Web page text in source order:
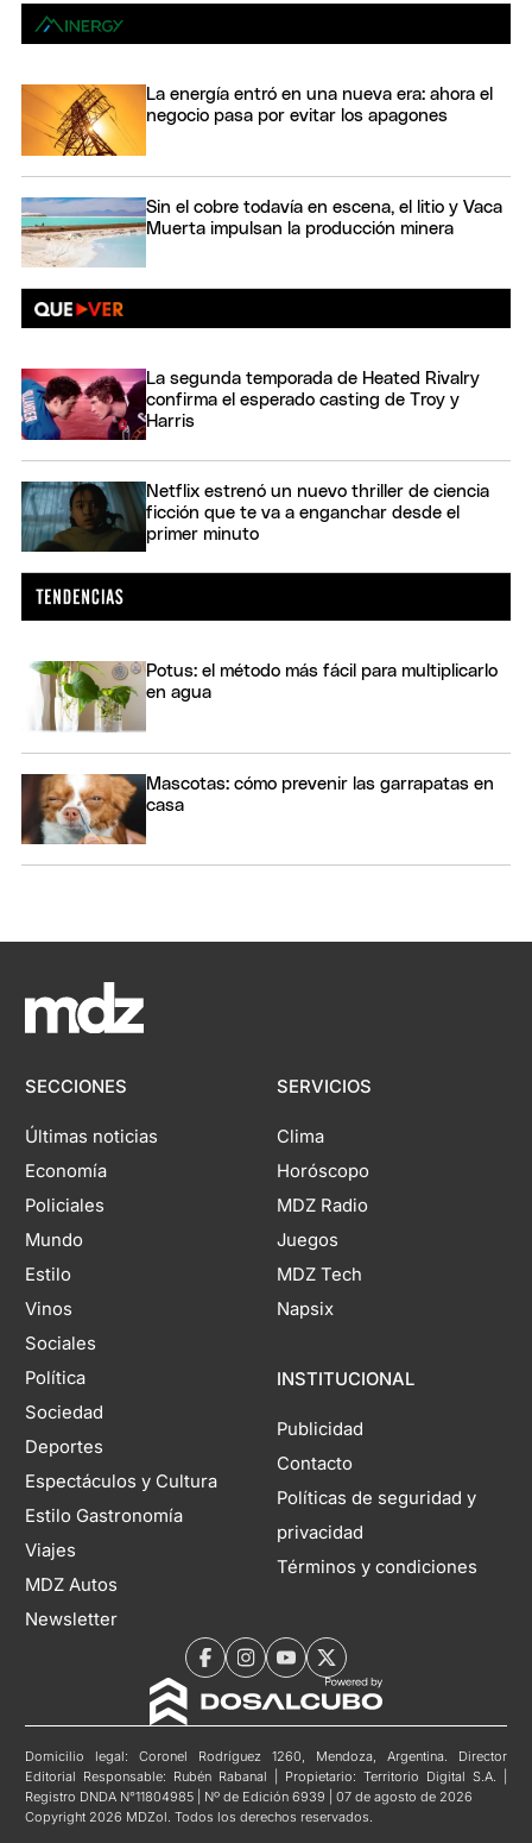
La energía entró en una nueva era: ahora el
negocio pasa por evitar los apagones
Sin el cobre todavía en escena, el litio y Vaca
Muerta impulsan la producción minera
La segunda temporada de Heated Rivalry
confirma el esperado casting de Troy y
Harris
Netflix estrenó un nuevo thriller de ciencia
ficción que te va a enganchar desde el
primer minuto
Potus: el método más fácil para multiplicarlo
en agua
Mascotas: cómo prevenir las garrapatas en
casa
SECCIONES
Últimas noticias
Economía
Policiales
Mundo
Estilo
Vinos
Sociales
Política
Sociedad
Deportes
Espectáculos y Cultura
Estilo Gastronomía
Viajes
MDZ Autos
Newsletter
SERVICIOS
Clima
Horóscopo
MDZ Radio
Juegos
MDZ Tech
Napsix
INSTITUCIONAL
Publicidad
Contacto
Políticas de seguridad y
privacidad
Términos y condiciones
Domicilio legal: Coronel Rodríguez 1260, Mendoza, Argentina. Director
Editorial Responsable: Rubén Rabanal | Propietario: Territorio Digital S.A. |
Registro DNDA N°11804985 | Nº de Edición 6939 | 07 de agosto de 2026
Copyright 2026 MDZol. Todos los derechos reservados.